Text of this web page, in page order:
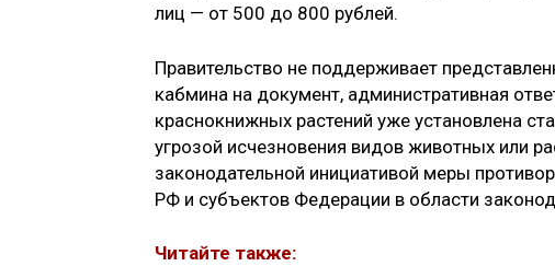
лиц — от 500 до 800 рублей.
Правительство не поддерживает
кабмина на документ, административная
краснокнижных растений уже установлена
угрозой исчезновения видов животных или
законодательной инициативой меры
РФ и субъектов Федерации в области
Читайте также: